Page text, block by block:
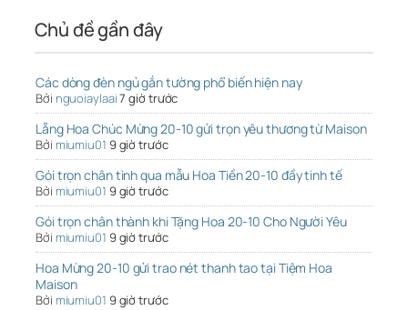
Chủ đề gần đây
Các dòng đèn ngủ gắn tường phổ biến hiện nay
Bởi nguoiaylaai7 giờ trước
Lẵng Hoa Chúc Mừng 20-10 gửi trọn yêu thương từ Maison
Bởi miumiu01 9 giờ trước
Gói trọn chân tình qua mẫu Hoa Tiền 20-10 đầy tinh tế
Bởi miumiu01 9 giờ trước
Gói trọn chân thành khi Tặng Hoa 20-10 Cho Người Yêu
Bởi miumiu01 9 giờ trước
Hoa Mừng 20-10 gửi trao nét thanh tao tại Tiệm Hoa
Maison
Bởi miumiu01 9 giờ trước